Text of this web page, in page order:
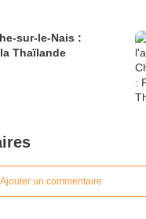
sur-le-Nais :
Thaïlande
Ajouter un commentaire